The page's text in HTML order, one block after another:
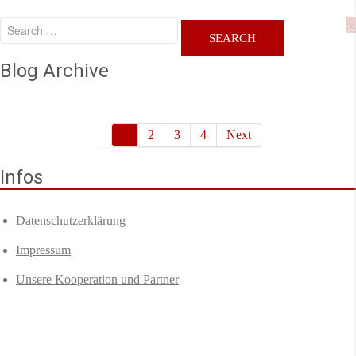
×
Blog Archive
2 3 4 Next
Infos
Datenschutzerklärung
Impressum
Unsere Kooperation und Partner